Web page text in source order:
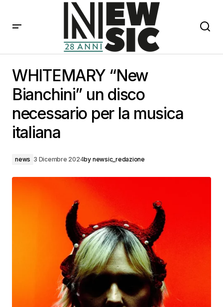
la musica italiana
WHITEMARY “New
Bianchini” un disco
necessario per la musica
italiana
news 3 Dicembre 2024by newsic_redazione